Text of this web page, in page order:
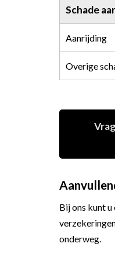
Schade
Aanrijding
Overige
Bij ons kunt
onderweg.